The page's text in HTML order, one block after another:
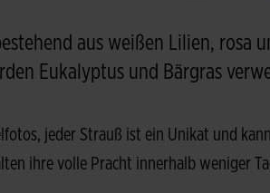
aus weißen Lilien, rosa
Eukalyptus und Bärgras
jeder Strauß ist ein Unikat und
ihre volle Pracht innerhalb weniger